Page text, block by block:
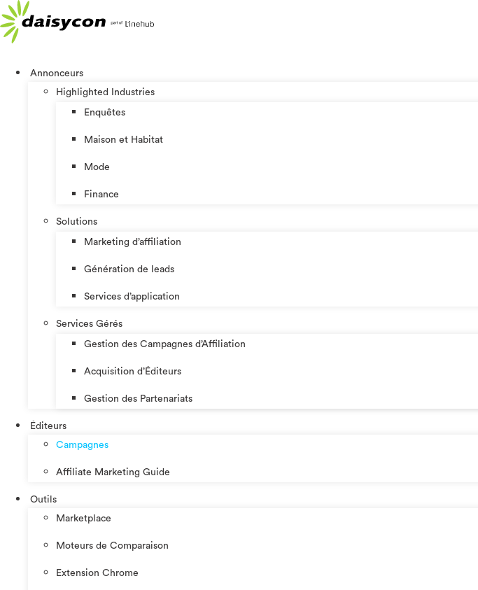
Aller
au
contenu
Annonceurs
Highlighted Industries
Enquêtes
Maison et Habitat
Mode
Finance
Solutions
Marketing d’affiliation
Génération de leads
Services d’application
Services Gérés
Gestion des Campagnes d’Affiliation​
Acquisition d’Éditeurs
Gestion des Partenariats
Éditeurs
Campagnes
Affiliate Marketing Guide
Outils
Marketplace
Moteurs de Comparaison
Extension Chrome